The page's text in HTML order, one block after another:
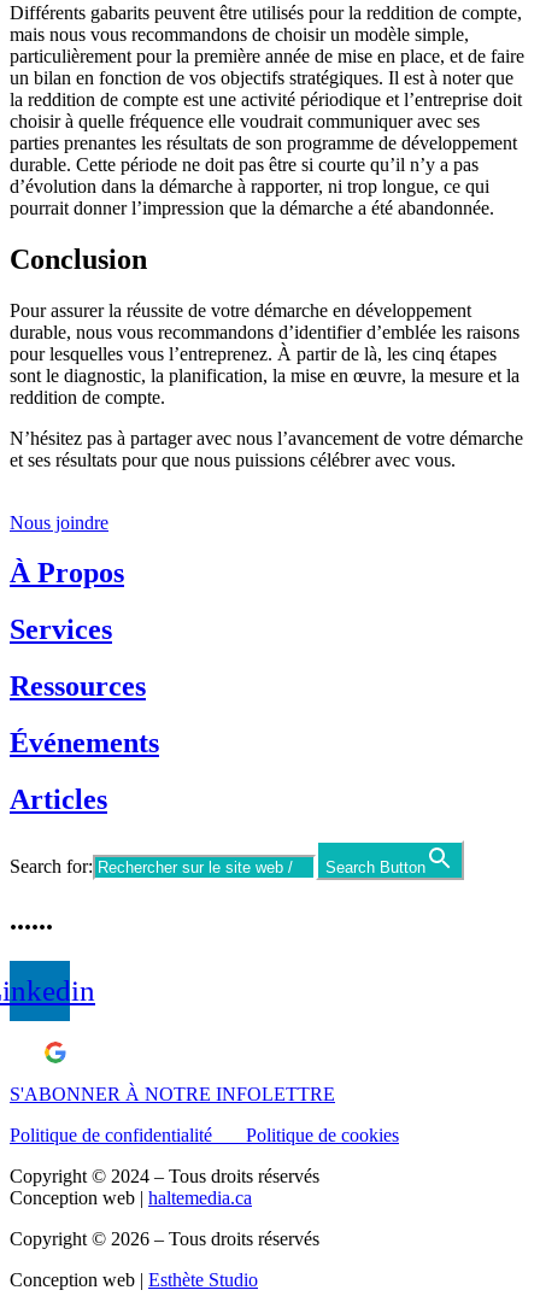
Différents gabarits peuvent être utilisés pour la reddition de compte,
mais nous vous recommandons de choisir un modèle simple,
particulièrement pour la première année de mise en place, et de faire
un bilan en fonction de vos objectifs stratégiques. Il est à noter que
la reddition de compte est une activité périodique et l’entreprise doit
choisir à quelle fréquence elle voudrait communiquer avec ses
parties prenantes les résultats de son programme de développement
durable. Cette période ne doit pas être si courte qu’il n’y a pas
d’évolution dans la démarche à rapporter, ni trop longue, ce qui
pourrait donner l’impression que la démarche a été abandonnée.
Conclusion
Pour assurer la réussite de votre démarche en développement
durable, nous vous recommandons d’identifier d’emblée les raisons
pour lesquelles vous l’entreprenez. À partir de là, les cinq étapes
sont le diagnostic, la planification, la mise en œuvre, la mesure et la
reddition de compte.
N’hésitez pas à partager avec nous l’avancement de votre démarche
et ses résultats pour que nous puissions célébrer avec vous.
Nous joindre
À Propos
Services
Ressources
Événements
Articles
Search for: Search Button
......
S'ABONNER À NOTRE INFOLETTRE
Politique de confidentialité Politique de cookies
Copyright © 2024 – Tous droits réservés
Conception web | haltemedia.ca
Copyright © 2026 – Tous droits réservés
Conception web | Esthète Studio